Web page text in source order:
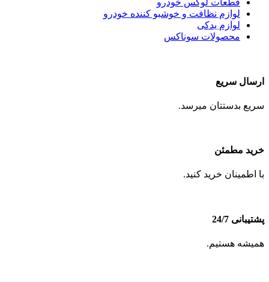
قطعات لوکس خودرو
لوازم نظافت و خوشبو کننده خودرو
لوازم یدکی
محصولات سوناکس
ارسال سریع
سریع بدستتان میرسد.
خرید مطمئن
با اطمینان خرید کنید.
پشتیبانی 24/7
همیشه هستیم.